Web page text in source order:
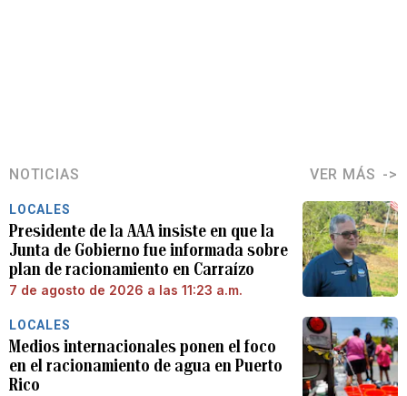
NOTICIAS VER MÁS
LOCALES
Presidente de la AAA insiste en que la
Junta de Gobierno fue informada sobre
plan de racionamiento en Carraízo
7 de agosto de 2026 a las 11:23 a.m.
LOCALES
Medios internacionales ponen el foco
en el racionamiento de agua en Puerto
Rico